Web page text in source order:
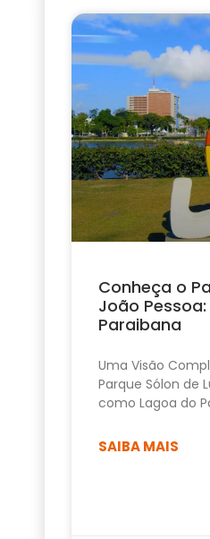
Conheça o
João
Paraibana
Uma Visão
Parque Sólon de
como Lagoa do
SAIBA MAIS